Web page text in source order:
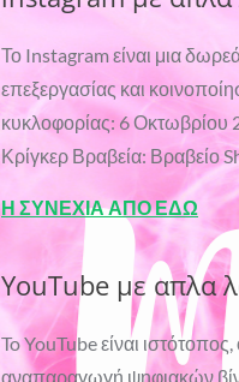
Το Instagram είναι μια
επεξεργασίας και
κυκλοφορίας: 6 Οκτωβρίου
Κρίγκερ Βραβεία: Βραβείο
Η ΣΥΝΕΧΙΑ ΑΠΟ ΕΔΩ
YouTube με απλα
To YouTube είναι
αναπαραγωγή ψηφιακών